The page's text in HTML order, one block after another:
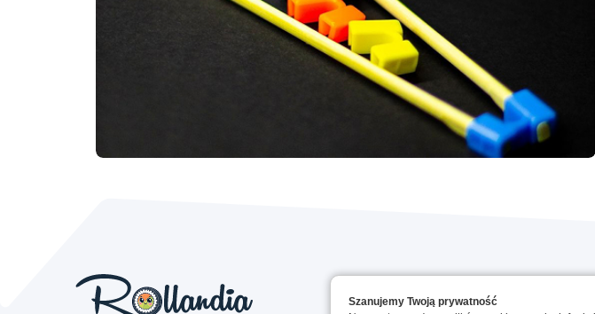
Szanujemy Twoją prywatność